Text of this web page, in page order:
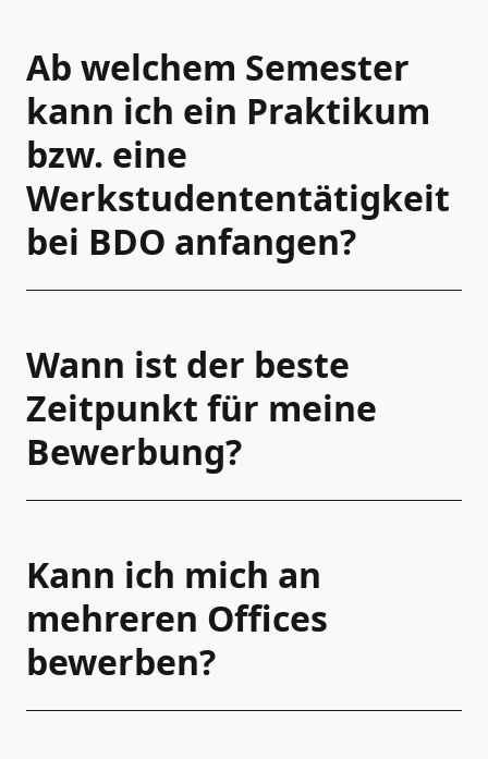
Ab welchem Semester
kann ich ein Praktikum
bzw. eine
Werkstudententätigkeit
bei BDO anfangen?
Wann ist der beste
Zeitpunkt für meine
Bewerbung?
Kann ich mich an
mehreren Offices
bewerben?